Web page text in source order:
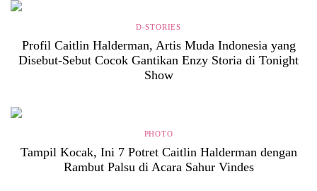
D-STORIES
Profil Caitlin Halderman, Artis Muda Indonesia yang
Disebut-Sebut Cocok Gantikan Enzy Storia di Tonight
Show
PHOTO
Tampil Kocak, Ini 7 Potret Caitlin Halderman dengan
Rambut Palsu di Acara Sahur Vindes